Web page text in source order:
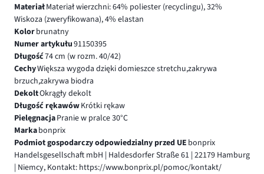
MateriałMateriał wierzchni: 64% poliester (recyclingu), 32%
Wiskoza (zweryfikowana), 4% elastan
Kolorbrunatny
Numer artykułu91150395
Długość74 cm (w rozm. 40/42)
CechyWiększa wygoda dzięki domieszce stretchu,zakrywa
brzuch,zakrywa biodra
DekoltOkrągły dekolt
Długość rękawówKrótki rękaw
PielęgnacjaPranie w pralce 30°C
Markabonprix
Podmiot gospodarczy odpowiedzialny przed UE bonprix
Handelsgesellschaft mbH | Haldesdorfer Straße 61 | 22179 Hamburg
| Niemcy, Kontakt: https://www.bonprix.pl/pomoc/kontakt/